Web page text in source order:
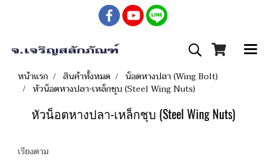
หน้าแรก สินค้าทั้งหมด
น็อตหางปลา (Wing Bolt)
หัวน็อตหางปลา-เหล็กชุบ (Steel Wing Nuts)
หัวน็อตหางปลา-เหล็กชุบ (Steel Wing Nuts)
เรียงตาม